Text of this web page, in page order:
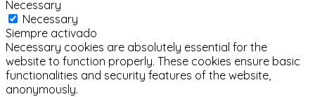
Necessary
Necessary
Siempre activado
Necessary cookies are absolutely essential for the
website to function properly. These cookies ensure basic
functionalities and security features of the website,
anonymously.